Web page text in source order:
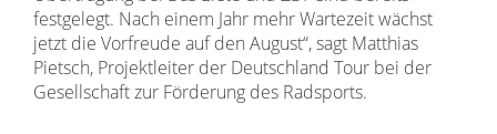
festgelegt. Nach einem Jahr mehr Wartezeit wächst
jetzt die Vorfreude auf den August“, sagt Matthias
Pietsch, Projektleiter der Deutschland Tour bei der
Gesellschaft zur Förderung des Radsports.